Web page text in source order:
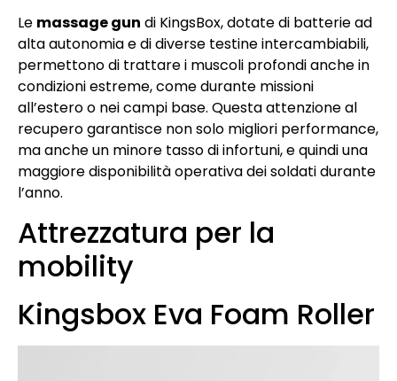
Le massage gun di KingsBox, dotate di batterie ad
alta autonomia e di diverse testine intercambiabili,
permettono di trattare i muscoli profondi anche in
condizioni estreme, come durante missioni
all’estero o nei campi base. Questa attenzione al
recupero garantisce non solo migliori performance,
ma anche un minore tasso di infortuni, e quindi una
maggiore disponibilità operativa dei soldati durante
l’anno.
Attrezzatura per la
mobility
Kingsbox Eva Foam Roller